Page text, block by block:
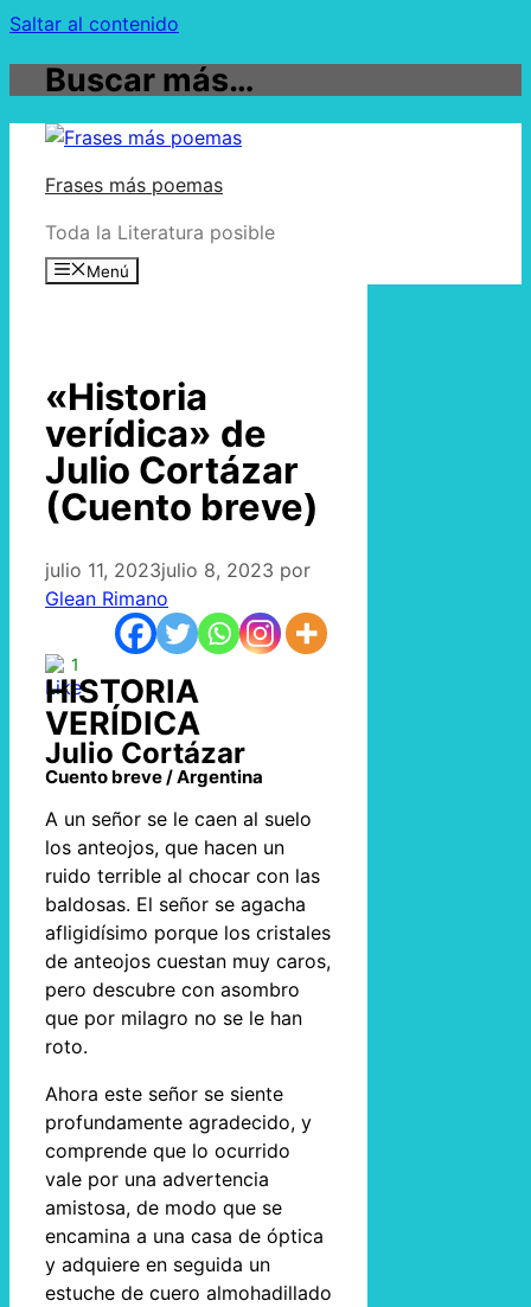
Saltar al contenido
Buscar más…
Frases más poemas
Toda la Literatura posible
Menú
«Historia
verídica» de
Julio Cortázar
(Cuento breve)
julio 11, 2023julio 8, 2023 por
Glean Rimano
1
HISTORIA
VERÍDICA
Julio Cortázar
Cuento breve / Argentina
A un señor se le caen al suelo
los anteojos, que hacen un
ruido terrible al chocar con las
baldosas. El señor se agacha
afligidísimo porque los cristales
de anteojos cuestan muy caros,
pero descubre con asombro
que por milagro no se le han
roto.
Ahora este señor se siente
profundamente agradecido, y
comprende que lo ocurrido
vale por una advertencia
amistosa, de modo que se
encamina a una casa de óptica
y adquiere en seguida un
estuche de cuero almohadillado